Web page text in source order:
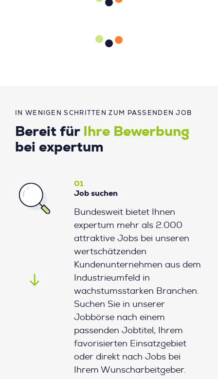
IN WENIGEN SCHRITTEN ZUM PASSENDEN JOB
Bereit für
Ihre Bewerbung
bei expertum
01
Job suchen
Bundesweit bietet Ihnen
expertum mehr als 2.000
attraktive Jobs bei unseren
wertschätzenden
Kundenunternehmen aus dem
Industrieumfeld in
wachstumsstarken Branchen.
Suchen Sie in unserer
Jobbörse nach einem
passenden Jobtitel, Ihrem
favorisierten Einsatzgebiet
oder direkt nach Jobs bei
Ihrem Wunscharbeitgeber.